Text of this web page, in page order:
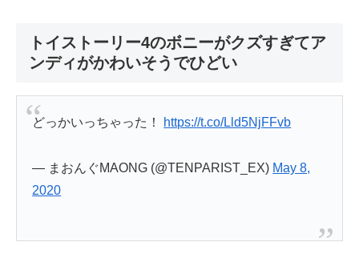
トイストーリー4のボニーがクズすぎてア
ンディがかわいそうでひどい
どっかいっちゃった！ https://t.co/Lld5NjFFvb
— まおんぐMAONG (@TENPARIST_EX) May 8,
2020